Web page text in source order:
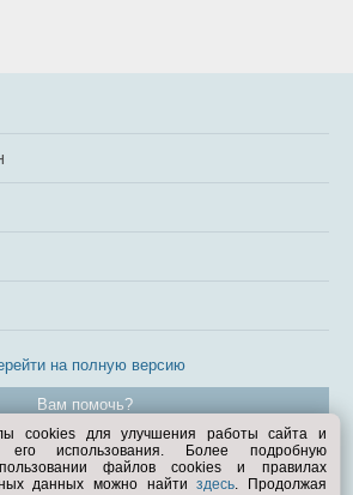
на полную версию
Вам помочь?
© Exist.ru 1998—2026
cookies для улучшения работы сайта и
его использования. Более подробную
файлов cookies и правилах
данных можно найтиздесь. Продолжая